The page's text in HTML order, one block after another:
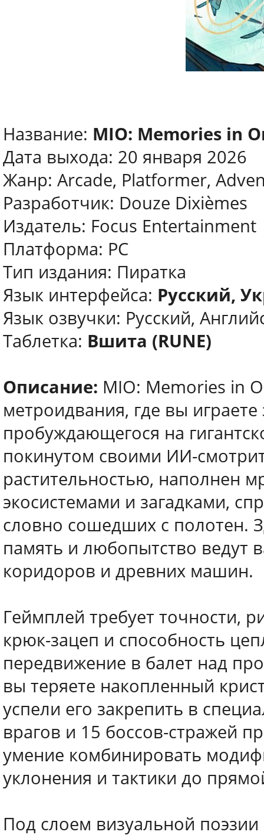
Название: MIO: Memories in
Дата выхода: 20 января 2026
Жанр: Arcade, Platformer,
Разработчик: Douze Dixièmes
Издатель: Focus Entertainment
Платформа: PC
Тип издания: Пиратка
Язык интерфейса: Русский,
Язык озвучки: Русский,
Таблетка: Вшита (RUNE)
Описание: MIO: Memories in
метроидвания, где вы
пробуждающегося на
покинутом своими ИИ-
растительностью, наполнен
экосистемами и загадками,
словно сошедших с полотен.
память и любопытство ведут
коридоров и древних машин.
Геймплей требует точности,
крюк-зацеп и способность
передвижение в балет над
вы теряете накопленный
успели его закрепить в
врагов и 15 боссов-стражей
умение комбинировать
уклонения и тактики до
Под слоем визуальной